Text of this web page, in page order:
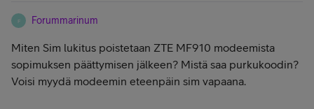
F Forummarinum
Miten Sim lukitus poistetaan ZTE MF910 modeemista
sopimuksen päättymisen jälkeen? Mistä saa purkukoodin?
Voisi myydä modeemin eteenpäin sim vapaana.